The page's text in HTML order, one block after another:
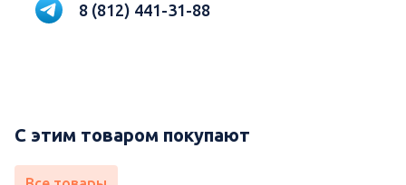
8 (812) 441-31-88
С этим товаром покупают